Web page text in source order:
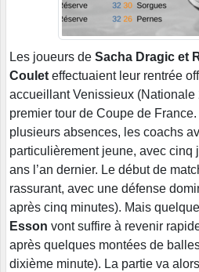
Les joueurs de Sacha Dragic et
Coulet effectuaient leur rentrée
accueillant Venissieux (Nationale
premier tour de Coupe de
plusieurs absences, les coachs
particulièrement jeune, avec cinq
ans l’an dernier. Le début de
rassurant, avec une défense
après cinq minutes). Mais
Esson vont suffire à revenir
après quelques montées de
dixième minute). La partie va